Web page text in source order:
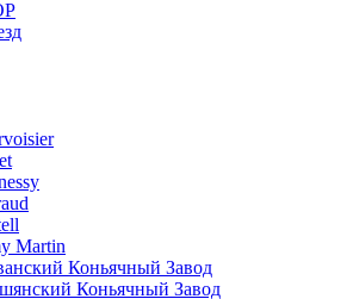
Martin
Коньячный Завод
Коньячный Завод